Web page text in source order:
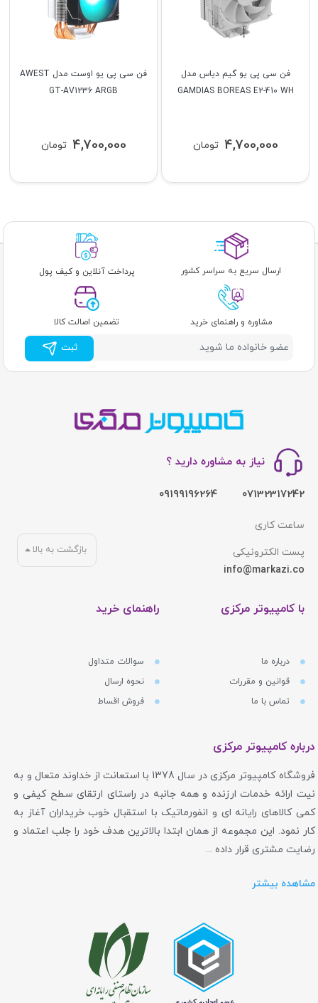
فن سی پی یو اوست مدل AWEST
GT-AV1236 ARGB
تومان 4,700,000
فن سی پی یو گیم دیاس مدل
GAMDIAS BOREAS E2-410 WH
تومان 4,700,000
ارسال سریع به سراسر کشور پرداخت آنلاین و کیف پول
مشاوره و راهنمای خرید تضمین اصالت کالا
ثبت
نیاز به مشاوره دارید ؟
07132317242
09199196264
ساعت کاری
پست الکترونیکی
info@markazi.co
با کامپیوتر مرکزی
درباره ما
قوانین و مقررات
تماس با ما
راهنمای خرید
سوالات متداول
نحوه ارسال
فروش اقساط
بازگشت به بالا
درباره کامپیوتر مرکزی
فروشگاه کامپیوتر مرکزی در سال 1378 با استعانت از خداوند متعال و به
نیت ارائه خدمات ارزنده و همه جانبه در راستای ارتقای سطح کیفی و
کمی کالاهای رایانه ای و انفورماتیک با استقبال خوب خریداران آغاز به
کار نمود. این مجموعه از همان ابتدا بالاترین هدف خود را جلب اعتماد و
رضایت مشتری قرار داده ...
مشاهده بیشتر